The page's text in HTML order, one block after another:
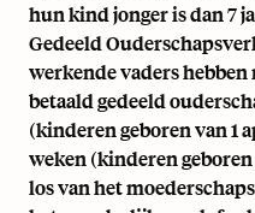
hun kind jonger is dan 7
Gedeeld
werkende vaders
betaald gedeeld
(kinderen geboren van 1
weken (kinderen geboren
los van het